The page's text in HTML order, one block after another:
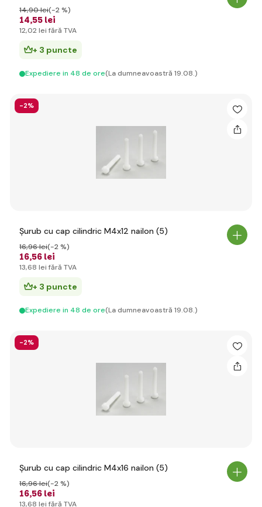
14,55 lei
14,90 lei(-2 %)
12,02 lei fără TVA
+ 3 puncte
Expediere in 48 de ore(La dumneavoastră 19.08.)
-2%
Șurub cu cap cilindric M4x12 nailon (5)
16,56 lei
16,96 lei(-2 %)
13,68 lei fără TVA
+ 3 puncte
Expediere in 48 de ore(La dumneavoastră 19.08.)
-2%
Șurub cu cap cilindric M4x16 nailon (5)
16,56 lei
16,96 lei(-2 %)
13,68 lei fără TVA